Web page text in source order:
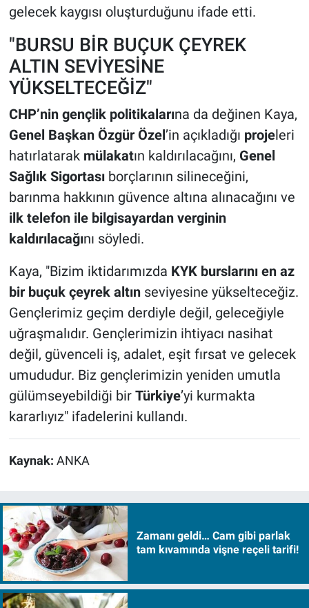
gelecek kaygısı oluşturduğunu ifade etti.
"BURSU BİR BUÇUK ÇEYREK
ALTIN SEVİYESİNE
YÜKSELTECEĞİZ"
CHP’nin gençlik politikalarına da değinen Kaya,
Genel Başkan Özgür Özel’in açıkladığı projeleri
hatırlatarak mülakatın kaldırılacağını, Genel
Sağlık Sigortasıborçlarının silineceğini,
barınma hakkının güvence altına alınacağını ve
ilk telefon ile bilgisayardan verginin
kaldırılacağını söyledi.
Kaya, "Bizim iktidarımızda KYK burslarını en az
bir buçuk çeyrek altınseviyesine yükselteceğiz.
Gençlerimiz geçim derdiyle değil, geleceğiyle
uğraşmalıdır. Gençlerimizin ihtiyacı nasihat
değil, güvenceli iş, adalet, eşit fırsat ve gelecek
umududur. Biz gençlerimizin yeniden umutla
gülümseyebildiği bir Türkiye’yi kurmakta
kararlıyız" ifadelerini kullandı.
Kaynak: ANKA
Zamanı geldi… Cam gibi parlak
tam kıvamında vişne reçeli tarifi!